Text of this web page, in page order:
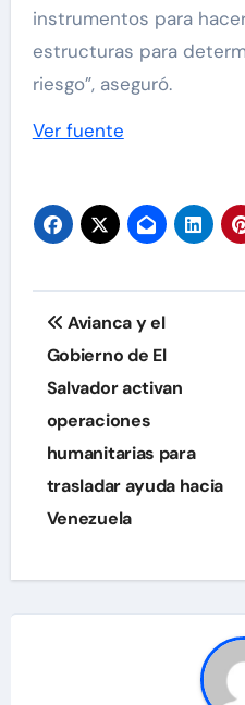
instrumentos para
estructuras para
riesgo”, aseguró.
Ver fuente
Navegación
de
entradas
Avianca y el
Gobierno de El
Salvador activan
operaciones
humanitarias para
trasladar ayuda hacia
Venezuela